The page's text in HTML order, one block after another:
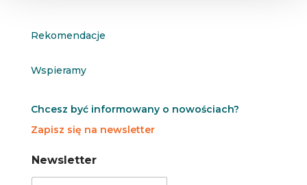
Rekomendacje
Wspieramy
Chcesz być informowany o nowościach?
Zapisz się na newsletter
N
N
Newsletter